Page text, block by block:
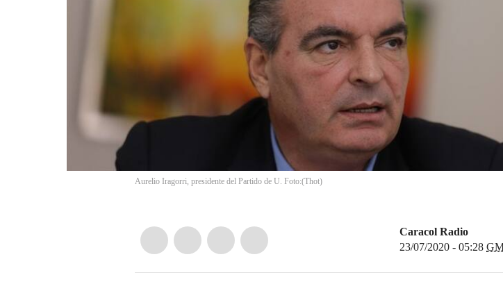
Aurelio Iragorri, presidente del Partido de U. Foto:(Thot)
Caracol Radio
23/07/2020 - 05:28